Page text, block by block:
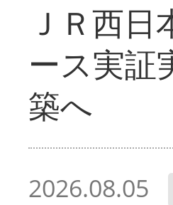
ＪＲ西
ース実
築へ
2026.08.05